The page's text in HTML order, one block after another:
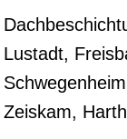
Lustadt,
Zeiskam,